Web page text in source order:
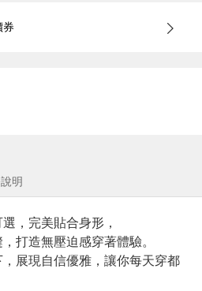
明
，完美貼合身形，
打造無壓迫感穿著體驗。
展現自信優雅，讓你每天穿都